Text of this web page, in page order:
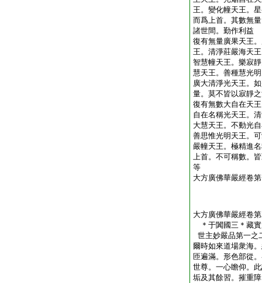
王。變化幢天王。
而爲上首。其數無
諸世間。勤作利益
復有無量廣果天王
王。清淨莊嚴海天
智慧幢天王。樂寂
慧天王。善種慧光
廣大清淨光天王。
量。莫不皆以寂靜
復有無數大自在天
自在名稱光天王。
大慧天王。不動光
善思惟光明天王。
嚴幢天王。極精進
上首。不可稱數。
等
大方廣佛華嚴經卷
大方廣佛華嚴經卷
＊于闐國三＊藏
世主妙嚴品第一之
爾時如來道場衆海
匝遍滿。形色部從
世尊。一心瞻仰。
垢及其餘習。摧重